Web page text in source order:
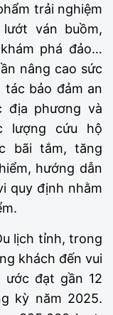
trải nghiệm
ván buồm,
phá đảo…
nâng cao sức
tác bảo đảm an
địa phương và
lượng cứu hộ
bãi tắm, tăng
hướng dẫn
quy định nhằm
lịch tỉnh, trong
khách đến vui
ước đạt gần 12
kỳ năm 2025.